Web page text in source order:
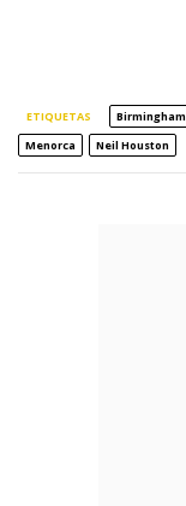
ETIQUETAS Birmingham
Menorca
Neil Houston